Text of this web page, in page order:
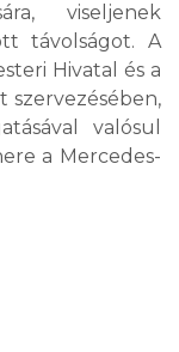
viseljenek
távolságot. A
Hivatal és a
szervezésében,
valósul
a Mercedes-